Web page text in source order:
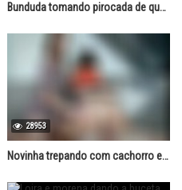
Bunduda tomando pirocada de quatro do cachorro pauzudo
28953
Novinha trepando com cachorro em cima da cama